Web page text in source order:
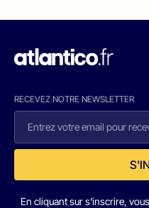
RECEVEZ NOTRE NEWSLETTER
En cliquant sur s'inscrire,